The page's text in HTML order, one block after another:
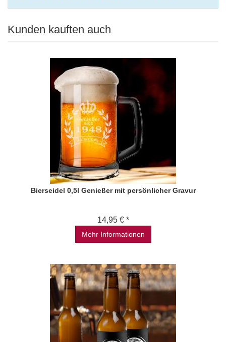
Kunden kauften auch
Bierseidel 0,5l Genießer mit persönlicher Gravur
14,95 € *
Mehr Informationen